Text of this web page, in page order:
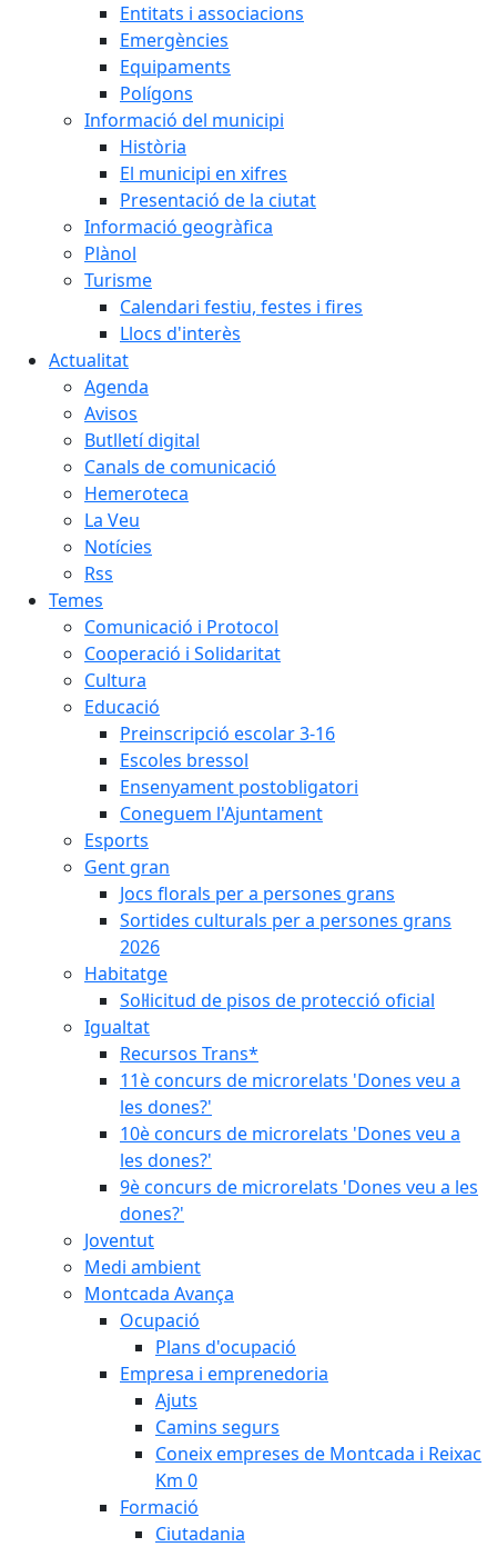
Entitats i associacions
Emergències
Equipaments
Polígons
Informació del municipi
Història
El municipi en xifres
Presentació de la ciutat
Informació geogràfica
Plànol
Turisme
Calendari festiu, festes i fires
Llocs d'interès
Actualitat
Agenda
Avisos
Butlletí digital
Canals de comunicació
Hemeroteca
La Veu
Notícies
Rss
Temes
Comunicació i Protocol
Cooperació i Solidaritat
Cultura
Educació
Preinscripció escolar 3-16
Escoles bressol
Ensenyament postobligatori
Coneguem l'Ajuntament
Esports
Gent gran
Jocs florals per a persones grans
Sortides culturals per a persones grans
2026
Habitatge
Sol·licitud de pisos de protecció oficial
Igualtat
Recursos Trans*
11è concurs de microrelats 'Dones veu a
les dones?'
10è concurs de microrelats 'Dones veu a
les dones?'
9è concurs de microrelats 'Dones veu a les
dones?'
Joventut
Medi ambient
Montcada Avança
Ocupació
Plans d'ocupació
Empresa i emprenedoria
Ajuts
Camins segurs
Coneix empreses de Montcada i Reixac
Km 0
Formació
Ciutadania